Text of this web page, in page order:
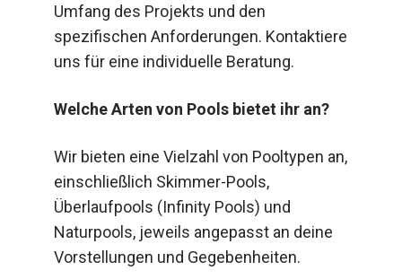
Umfang des Projekts und den
spezifischen Anforderungen. Kontaktiere
uns für eine individuelle Beratung.
Welche Arten von Pools bietet ihr an?
Wir bieten eine Vielzahl von Pooltypen an,
einschließlich Skimmer-Pools,
Überlaufpools (Infinity Pools) und
Naturpools, jeweils angepasst an deine
Vorstellungen und Gegebenheiten.